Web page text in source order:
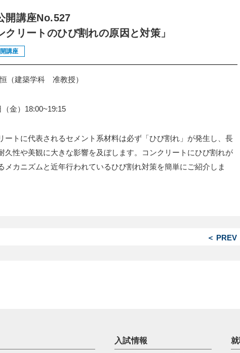
開講座No.527
クリートのひび割れの原因と対策」
講座
（建築学科 准教授）
（金）18:00~19:15
ートに代表されるセメント系材料は必ず「ひび割れ」が発生し、長
久性や美観に大きな影響を及ぼします。コンクリートにひび割れが
メカニズムと近年行われているひび割れ対策を簡単にご紹介しま
＜ PREV
入試情報